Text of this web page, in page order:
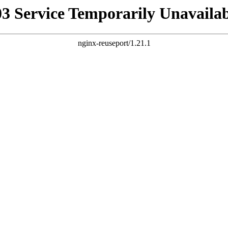
Service Temporarily
nginx-reuseport/1.21.1